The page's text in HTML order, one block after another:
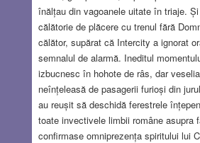
înălțau din vagoanele uitate în triaje.
călătorie de plăcere cu trenul fără
călător, supărat că Intercity a ignorat
semnalul de alarmă. Ineditul
izbucnesc în hohote de râs, dar
neînțeleasă de pasagerii furioși din
au reușit să deschidă ferestrele
toate invectivele limbii române asupra
confirmase omniprezența spiritului lui